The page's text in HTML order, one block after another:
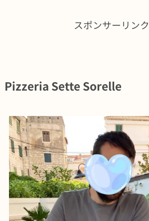
スポンサーリンク
Pizzeria Sette Sorelle